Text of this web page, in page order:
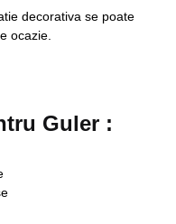
decorativa se poate
ocazie.
Guler :